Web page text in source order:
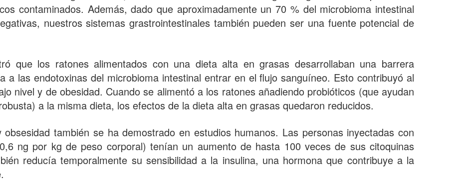
contaminados. Además, dado que aproximadamente un 70 % del microbioma intestinal
nuestros sistemas grastrointestinales también pueden ser una fuente potencial de
que los ratones alimentados con una dieta alta en grasas desarrollaban una barrera
a las endotoxinas del microbioma intestinal entrar en el flujo sanguíneo. Esto contribuyó al
nivel y de obesidad. Cuando se alimentó a los ratones añadiendo probióticos (que ayudan
a la misma dieta, los efectos de la dieta alta en grasas quedaron reducidos.
también se ha demostrado en estudios humanos. Las personas inyectadas con
ng por kg de peso corporal) tenían un aumento de hasta 100 veces de sus citoquinas
reducía temporalmente su sensibilidad a la insulina, una hormona que contribuye a la